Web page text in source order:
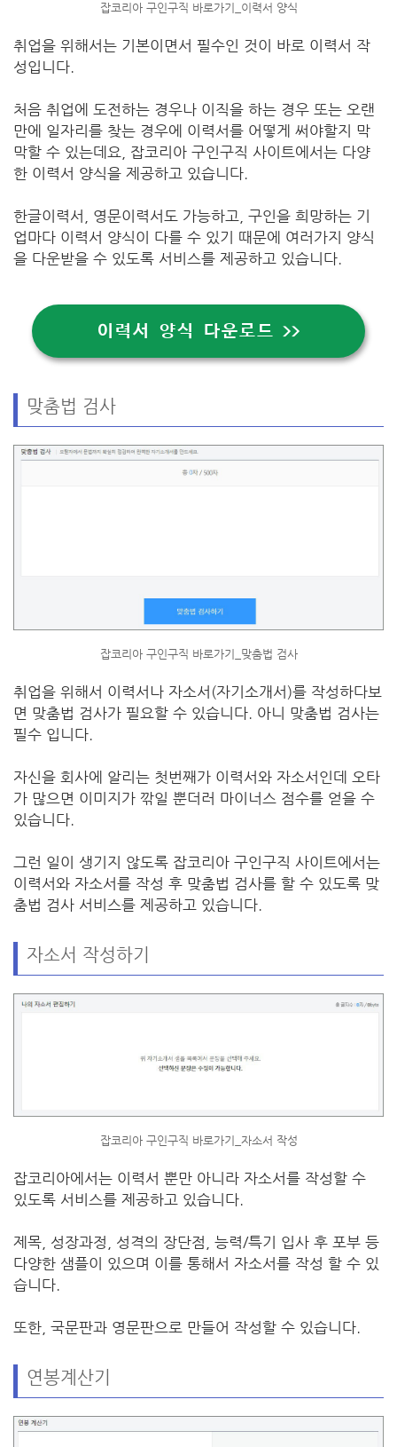
잡코리아 구인구직 바로가기_이력서 양식
취업을 위해서는 기본이면서 필수인 것이 바로 이력서 작
성입니다.
처음 취업에 도전하는 경우나 이직을 하는 경우 또는 오랜
만에 일자리를 찾는 경우에 이력서를 어떻게 써야할지 막
막할 수 있는데요, 잡코리아 구인구직 사이트에서는 다양
한 이력서 양식을 제공하고 있습니다.
한글이력서, 영문이력서도 가능하고, 구인을 희망하는 기
업마다 이력서 양식이 다를 수 있기 때문에 여러가지 양식
을 다운받을 수 있도록 서비스를 제공하고 있습니다.
이력서 양식 다운로드 >>
맞춤법 검사
잡코리아 구인구직 바로가기_맞춤법 검사
취업을 위해서 이력서나 자소서(자기소개서)를 작성하다보
면 맞춤법 검사가 필요할 수 있습니다. 아니 맞춤법 검사는
필수 입니다.
자신을 회사에 알리는 첫번째가 이력서와 자소서인데 오타
가 많으면 이미지가 깎일 뿐더러 마이너스 점수를 얻을 수
있습니다.
그런 일이 생기지 않도록 잡코리아 구인구직 사이트에서는
이력서와 자소서를 작성 후 맞춤법 검사를 할 수 있도록 맞
춤법 검사 서비스를 제공하고 있습니다.
자소서 작성하기
잡코리아 구인구직 바로가기_자소서 작성
잡코리아에서는 이력서 뿐만 아니라 자소서를 작성할 수
있도록 서비스를 제공하고 있습니다.
제목, 성장과정, 성격의 장단점, 능력/특기 입사 후 포부 등
다양한 샘플이 있으며 이를 통해서 자소서를 작성 할 수 있
습니다.
또한, 국문판과 영문판으로 만들어 작성할 수 있습니다.
연봉계산기